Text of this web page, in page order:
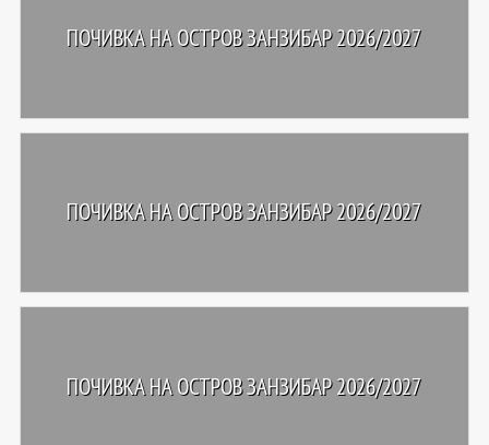
ПОЧИВКА НА ОСТРОВ ЗАНЗИБАР 2026/2027
ПОЧИВКА НА ОСТРОВ ЗАНЗИБАР 2026/2027
ПОЧИВКА НА ОСТРОВ ЗАНЗИБАР 2026/2027